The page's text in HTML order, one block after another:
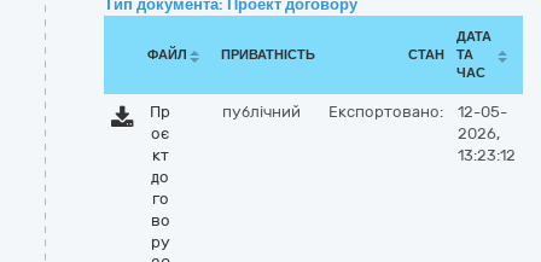
Тип документа: Проект договору
ФАЙЛ ПРИВАТНІСТЬ СТАН
ДАТА
ТА
ЧАС
Пр
оє
кт
до
го
во
ру
публічний Експортовано:
12-05-
2026,
13:23:12